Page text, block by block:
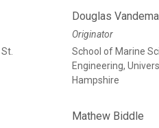
Douglas
Originator
School of Marine
Engineering,
Hampshire
Mathew Biddle